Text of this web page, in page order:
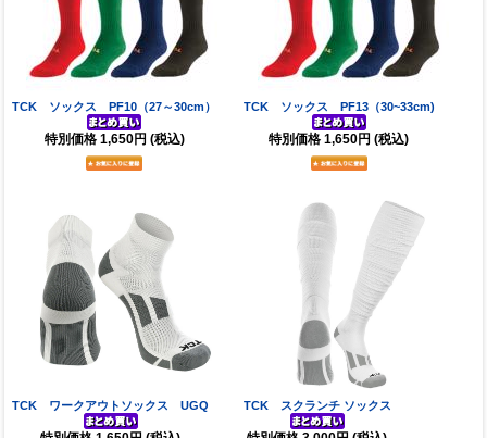
TCK ソックス PF10（27～30cm）
特別価格 1,650円 (税込)
TCK ソックス PF13（30~33cm)
特別価格 1,650円 (税込)
TCK ワークアウトソックス UGQ TCK スクランチ ソックス